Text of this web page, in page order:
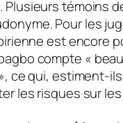
Plusieurs témoins
Pour les
est encore
compte «
, ce qui, estiment-
les risques sur